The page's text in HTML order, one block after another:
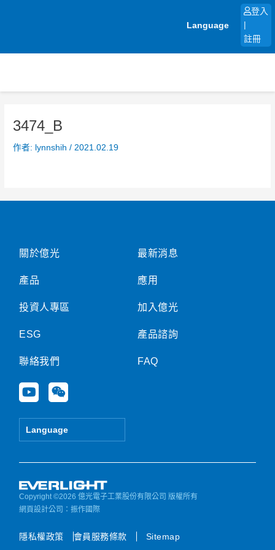
Language
登入
註冊
3474_B
作者: lynnshih/ 2021.02.19
關於億光
產品
投資人專區
ESG
聯絡我們
Y
o
u
e
W
e
i
Language
最新消息
應用
加入億光
產品諮詢
FAQ
Copyright ©2026 億光電子工業股份有限公司 版權所有
網頁設計公司 ：振作國際
隱私權政策 會員服務條款 Sitemap